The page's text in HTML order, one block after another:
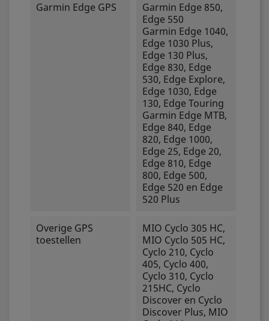
Garmin Edge GPS
Garmin Edge 850,
Edge 550
Garmin Edge 1040,
Edge 1030 Plus,
Edge 130 Plus,
Edge 830, Edge
530, Edge Explore,
Edge 1030, Edge
130, Edge Touring
Garmin Edge MTB,
Edge 840, Edge
820, Edge 1000,
Edge 25, Edge 20,
Edge 810, Edge
800, Edge 500,
Edge 520 en Edge
520 Plus
Overige GPS
toestellen
MIO Cyclo 305 HC,
MIO Cyclo 505 HC,
Cyclo 210, Cyclo
405, Cyclo 400,
Cyclo 310, Cyclo
215HC, Cyclo
Discover en Cyclo
Discover Plus, MIO